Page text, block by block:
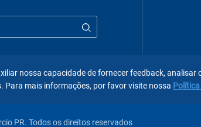
PR. Todos os direitos reservados
nossa capacidade de fornecer feedback, analisar
Para mais informações, por favor visite nossa